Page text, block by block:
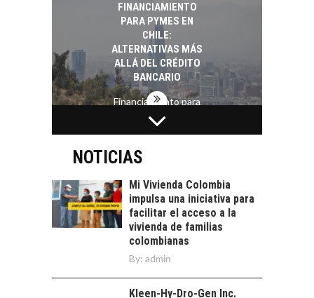
recursos humanos en
las empresas…
FINANCIAMIENTO
PARA PYMES EN
CHILE:
ALTERNATIVAS MÁS
ALLÁ DEL CRÉDITO
BANCARIO
Financiamiento para
pymes en Chile:
alternativas que
crédito…
EL CRECIMIENTO DE
LOS SERVICIOS
DIGITALES
EXPORTADOS DESDE
CHILE
El auge de las
exportaciones de
servicios digitales en
Chile:…
TURISMO EN EL
DESIERTO DE
OPORTUNIDADES
NOTICIAS
Mi Vivienda Colombia
impulsa una iniciativa para
facilitar el acceso a la
vivienda de familias
colombianas
By: admin
Kleen-Hy-Dro-Gen Inc.